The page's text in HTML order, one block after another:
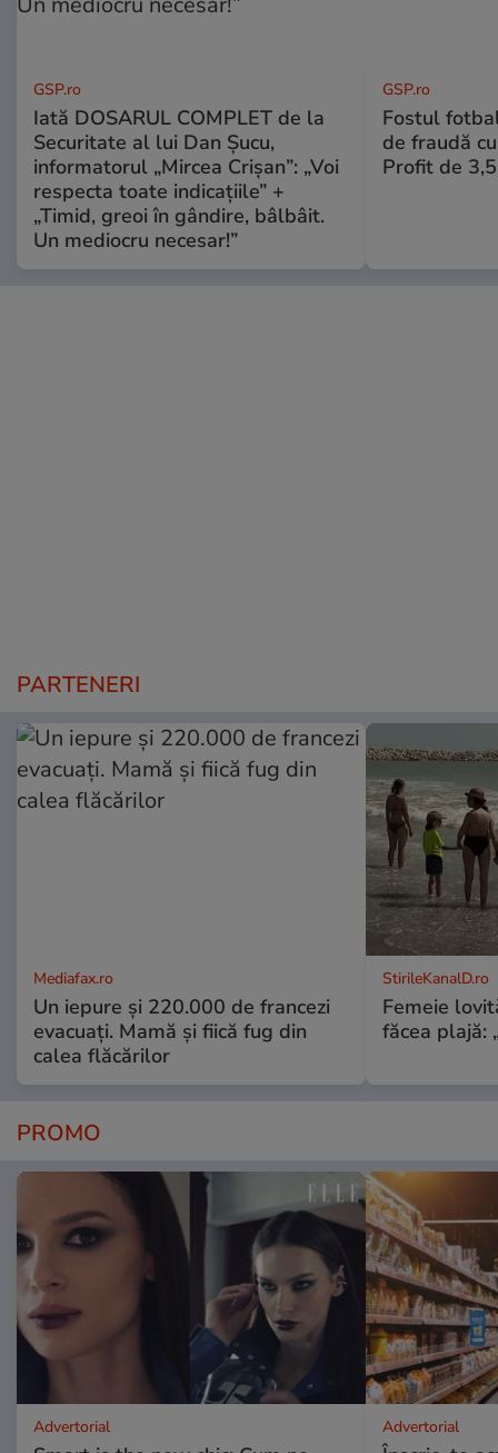
GSP.ro
Iată DOSARUL COMPLET de la
Securitate al lui Dan Șucu,
informatorul „Mircea Crișan”: „Voi
respecta toate indicațiile” +
„Timid, greoi în gândire, bâlbâit.
Un mediocru necesar!”
GSP.ro
Fostul
de fraudă
Profit de
PARTENERI
Mediafax.ro
Un iepure și 220.000 de francezi
evacuați. Mamă și fiică fug din
calea flăcărilor
StirileKanalD.ro
Femeie
făcea plajă:
PROMO
Advertorial Advertorial